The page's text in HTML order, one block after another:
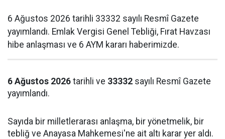
6 Ağustos 2026 tarihli 33332 sayılı Resmî Gazete
yayımlandı. Emlak Vergisi Genel Tebliği, Fırat Havzası
hibe anlaşması ve 6 AYM kararı haberimizde.
6 Ağustos 2026 tarihli ve 33332 sayılı Resmî Gazete
yayımlandı.
Sayıda bir milletlerarası anlaşma, bir yönetmelik, bir
tebliğ ve Anayasa Mahkemesi'ne ait altı karar yer aldı.